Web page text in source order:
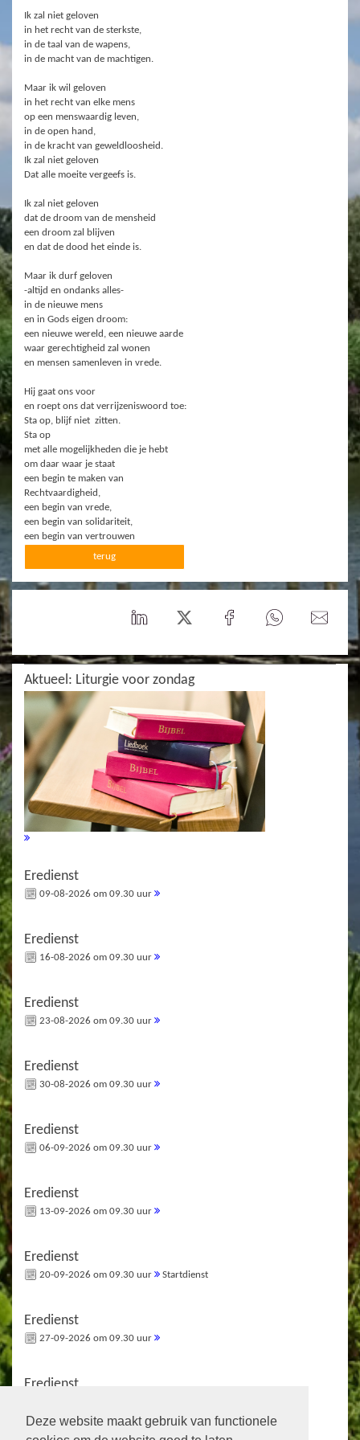
Deze website maakt gebruik van functionele
Ik zal niet geloven
in het recht van de sterkste,
in de taal van de wapens,
in de macht van de machtigen.
Maar ik wil geloven
in het recht van elke mens
op een menswaardig leven,
in de open hand,
in de kracht van geweldloosheid.
Ik zal niet geloven
Dat alle moeite vergeefs is.
Ik zal niet geloven
dat de droom van de mensheid
een droom zal blijven
en dat de dood het einde is.
Maar ik durf geloven
-altijd en ondanks alles-
in de nieuwe mens
en in Gods eigen droom:
een nieuwe wereld, een nieuwe aarde
waar gerechtigheid zal wonen
en mensen samenleven in vrede.
Hij gaat ons voor
en roept ons dat verrijzeniswoord toe:
Sta op, blijf niet zitten.
Sta op
met alle mogelijkheden die je hebt
om daar waar je staat
een begin te maken van
Rechtvaardigheid,
een begin van vrede,
een begin van solidariteit,
een begin van vertrouwen
terug
Aktueel: Liturgie voor zondag
Eredienst
09-08-2026 om 09.30 uur
Eredienst
16-08-2026 om 09.30 uur
Eredienst
23-08-2026 om 09.30 uur
Eredienst
30-08-2026 om 09.30 uur
Eredienst
06-09-2026 om 09.30 uur
Eredienst
13-09-2026 om 09.30 uur
Eredienst
20-09-2026 om 09.30 uur Startdienst
Eredienst
27-09-2026 om 09.30 uur
Eredienst